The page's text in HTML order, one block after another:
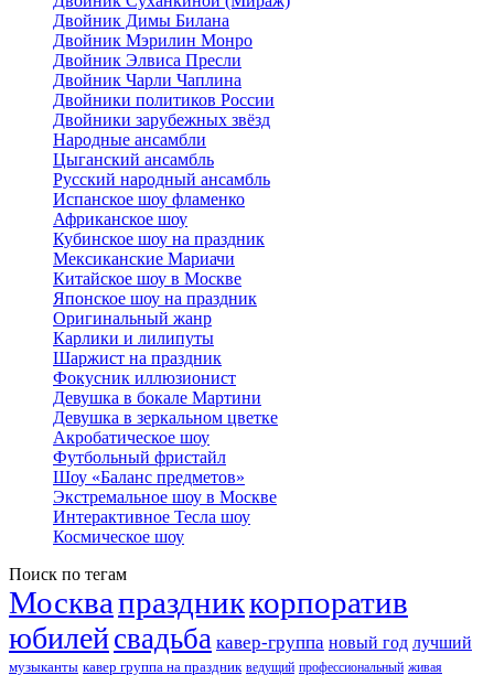
Двойник Димы Билана
Двойник Мэрилин Монро
Двойник Элвиса Пресли
Двойник Чарли Чаплина
Двойники политиков России
Двойники зарубежных звёзд
Народные ансамбли
Цыганский ансамбль
Русский народный ансамбль
Испанское шоу фламенко
Африканское шоу
Кубинское шоу на праздник
Мексиканские Мариачи
Китайское шоу в Москве
Японское шоу на праздник
Оригинальный жанр
Карлики и лилипуты
Шаржист на праздник
Фокусник иллюзионист
Девушка в бокале Мартини
Девушка в зеркальном цветке
Акробатическое шоу
Футбольный фристайл
Шоу «Баланс предметов»
Экстремальное шоу в Москве
Интерактивное Тесла шоу
Космическое шоу
Поиск по тегам
Москвапраздниккорпоратив
юбилейсвадьба кавер-группа новый год лучший
музыканты кавер группа на праздник ведущий профессиональный живая